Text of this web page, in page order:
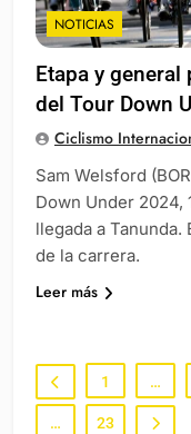
NOTICIAS
Etapa y
del Tour Down
Ciclismo
Sam Welsford
Down Under 2024,
llegada a
de la carrera.
Leer más
1 …
… 23